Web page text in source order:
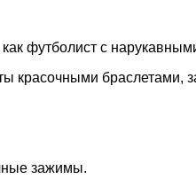
футболист с
красочными
зажимы.